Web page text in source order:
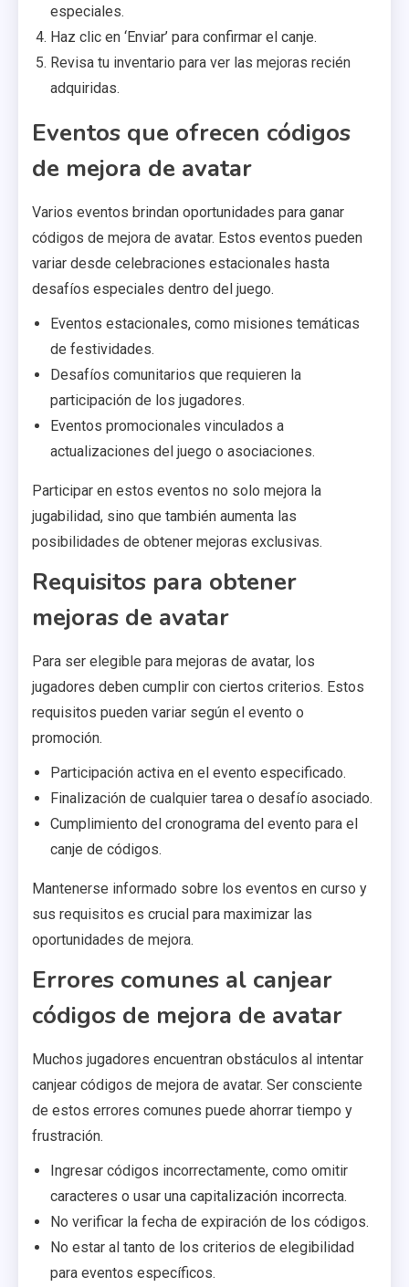
especiales.
Haz clic en ‘Enviar’ para confirmar el canje.
Revisa tu inventario para ver las mejoras recién
adquiridas.
Eventos que ofrecen códigos
de mejora de avatar
Varios eventos brindan oportunidades para ganar
códigos de mejora de avatar. Estos eventos pueden
variar desde celebraciones estacionales hasta
desafíos especiales dentro del juego.
Eventos estacionales, como misiones temáticas
de festividades.
Desafíos comunitarios que requieren la
participación de los jugadores.
Eventos promocionales vinculados a
actualizaciones del juego o asociaciones.
Participar en estos eventos no solo mejora la
jugabilidad, sino que también aumenta las
posibilidades de obtener mejoras exclusivas.
Requisitos para obtener
mejoras de avatar
Para ser elegible para mejoras de avatar, los
jugadores deben cumplir con ciertos criterios. Estos
requisitos pueden variar según el evento o
promoción.
Participación activa en el evento especificado.
Finalización de cualquier tarea o desafío asociado.
Cumplimiento del cronograma del evento para el
canje de códigos.
Mantenerse informado sobre los eventos en curso y
sus requisitos es crucial para maximizar las
oportunidades de mejora.
Errores comunes al canjear
códigos de mejora de avatar
Muchos jugadores encuentran obstáculos al intentar
canjear códigos de mejora de avatar. Ser consciente
de estos errores comunes puede ahorrar tiempo y
frustración.
Ingresar códigos incorrectamente, como omitir
caracteres o usar una capitalización incorrecta.
No verificar la fecha de expiración de los códigos.
No estar al tanto de los criterios de elegibilidad
para eventos específicos.